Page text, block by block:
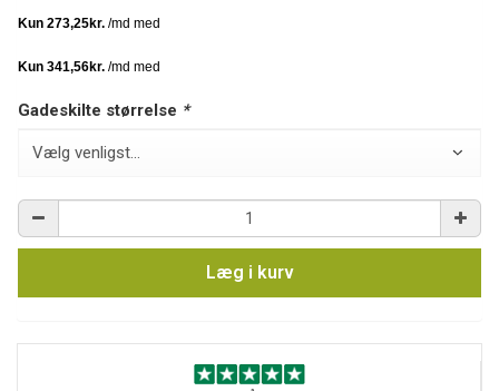
Gadeskilte størrelse *
Læg i kurv